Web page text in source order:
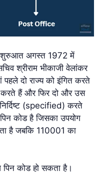
शुरुआत अगस्त 1972 में
श्रीराम भीकाजी वेलांकर
दो राज्य को इंगित करते
करते हैं और फिर दो और उस
(specified) करते
कोड है जिसका उपयोग
है जबकि 110001 का
पिन कोड हो सकता है।